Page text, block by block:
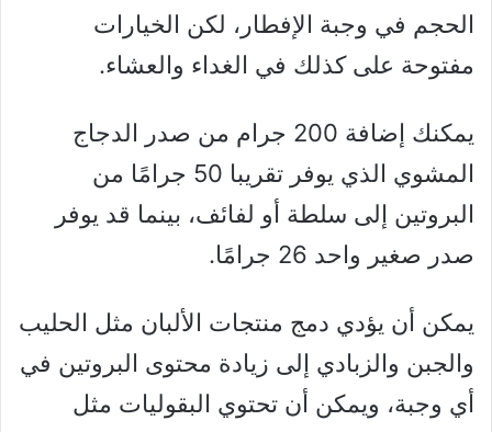
الحجم في وجبة الإفطار، لكن الخيارات
مفتوحة على كذلك في الغداء والعشاء.
يمكنك إضافة 200 جرام من صدر الدجاج
المشوي الذي يوفر تقريبا 50 جرامًا من
البروتين إلى سلطة أو لفائف، بينما قد يوفر
صدر صغير واحد 26 جرامًا.
يمكن أن يؤدي دمج منتجات الألبان مثل الحليب
والجبن والزبادي إلى زيادة محتوى البروتين في
أي وجبة، ويمكن أن تحتوي البقوليات مثل